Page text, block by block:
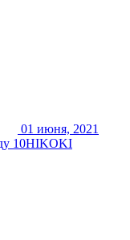
01 июня, 2021
10HIKOKI